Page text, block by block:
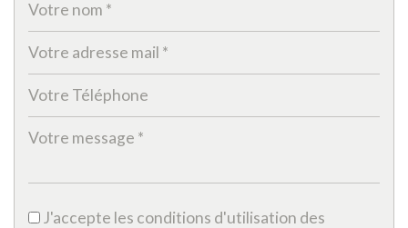
statistiques
Nombre d'habitants
Propriétaires (vs. locataires)
Taxe habitation
21,04 %
Habitants de moins de 25 ans
31,48 %
Habitants de 25 à 55 ans
J'accepte les conditions d'utilisation des